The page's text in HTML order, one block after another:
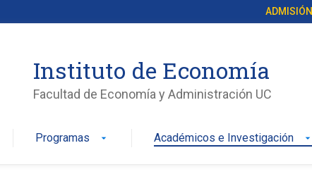
ADMISIÓN
Instituto de Economía
Facultad de Economía y Administración UC
Programas arrow_drop_down Académicos e Investigación arrow_drop_down